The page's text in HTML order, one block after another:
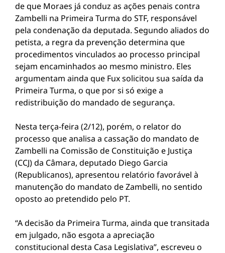
de que Moraes já conduz as ações penais contra
Zambelli na Primeira Turma do STF, responsável
pela condenação da deputada. Segundo aliados do
petista, a regra da prevenção determina que
procedimentos vinculados ao processo principal
sejam encaminhados ao mesmo ministro. Eles
argumentam ainda que Fux solicitou sua saída da
Primeira Turma, o que por si só exige a
redistribuição do mandado de segurança.
Nesta terça-feira (2/12), porém, o relator do
processo que analisa a cassação do mandato de
Zambelli na Comissão de Constituição e Justiça
(CCJ) da Câmara, deputado Diego Garcia
(Republicanos), apresentou relatório favorável à
manutenção do mandato de Zambelli, no sentido
oposto ao pretendido pelo PT.
“A decisão da Primeira Turma, ainda que transitada
em julgado, não esgota a apreciação
constitucional desta Casa Legislativa”, escreveu o